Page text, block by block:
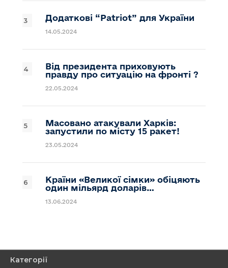
Додаткові “Patriot” для України
14.05.2024
Від президента приховують
правду про ситуацію на фронті ?
22.05.2024
Масовано атакували Харків:
запустили по місту 15 ракет!
23.05.2024
Країни «Великої сімки» обіцяють
один мільярд доларів…
13.06.2024
Категорії